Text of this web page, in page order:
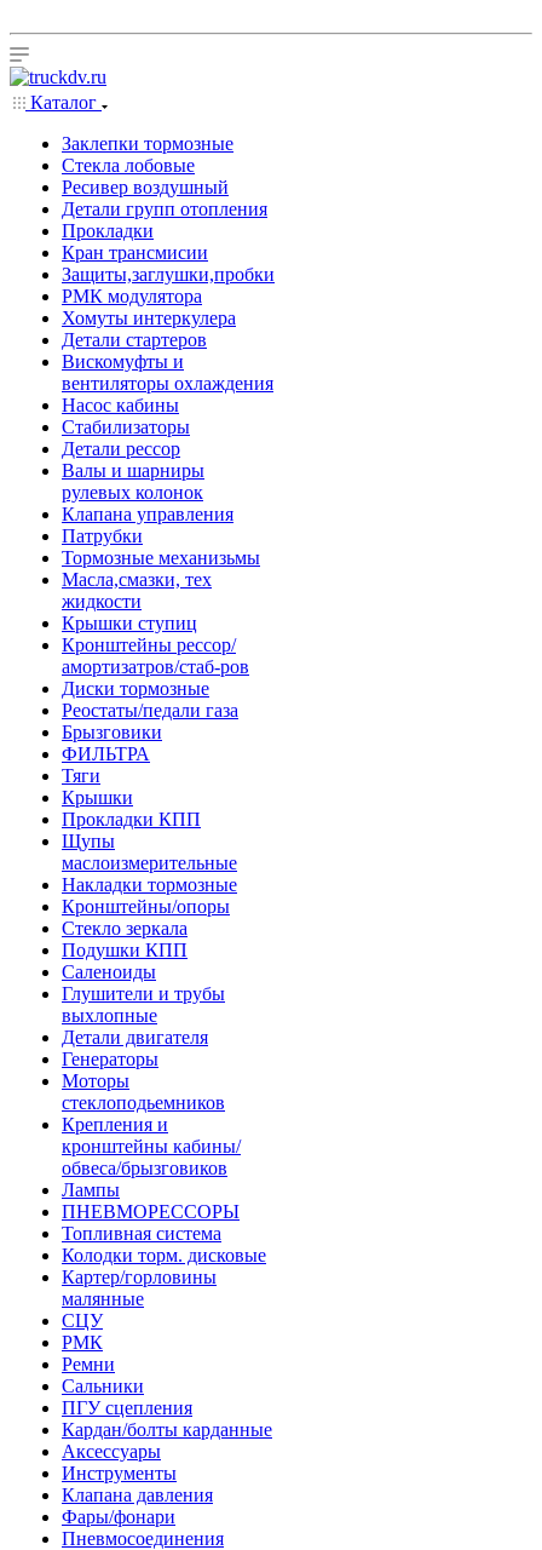
Каталог
Заклепки тормозные
Стекла лобовые
Ресивер воздушный
Детали групп отопления
Прокладки
Кран трансмисии
Защиты,заглушки,пробки
РМК модулятора
Хомуты интеркулера
Детали стартеров
Вискомуфты и
вентиляторы охлаждения
Насос кабины
Стабилизаторы
Детали рессор
Валы и шарниры
рулевых колонок
Клапана управления
Патрубки
Тормозные механизьмы
Масла,смазки, тех
жидкости
Крышки ступиц
Кронштейны рессор/
амортизатров/стаб-ров
Диски тормозные
Реостаты/педали газа
Брызговики
ФИЛЬТРА
Тяги
Крышки
Прокладки КПП
Щупы
маслоизмерительные
Накладки тормозные
Кронштейны/опоры
Стекло зеркала
Подушки КПП
Саленоиды
Глушители и трубы
выхлопные
Детали двигателя
Генераторы
Моторы
стеклоподьемников
Крепления и
кронштейны кабины/
обвеса/брызговиков
Лампы
ПНЕВМОРЕССОРЫ
Топливная система
Колодки торм. дисковые
Картер/горловины
малянные
СЦУ
РМК
Ремни
Сальники
ПГУ сцепления
Кардан/болты карданные
Аксессуары
Инструменты
Клапана давления
Фары/фонари
Пневмосоединения